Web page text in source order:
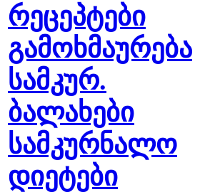
რეცეპტები
გამოხმაურება
სამკურ.
ბალახები
სამკურნალო
დიეტები